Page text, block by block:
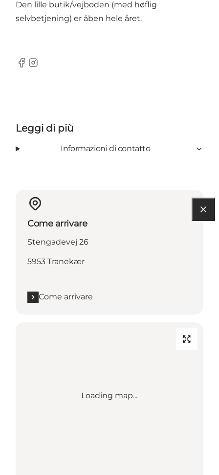
Den lille butik/vejboden (med høflig
selvbetjening) er åben hele året.
Facebook
Instagram
Leggi di più
Informazioni di contatto
Come arrivare
Stengadevej 26
5953 Tranekær
Come arrivare
Loading map...